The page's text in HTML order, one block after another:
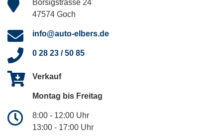
Borsigstrasse 24
47574 Goch
info@auto-elbers.de
0 28 23 / 50 85
Verkauf
Montag bis Freitag
8:00 - 12:00 Uhr
13:00 - 17:00 Uhr